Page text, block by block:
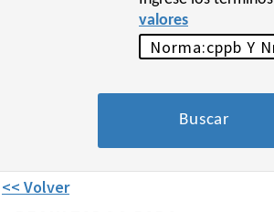
valores
<< Volver